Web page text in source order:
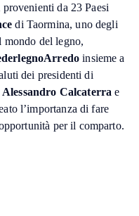
provenienti da 23 Paesi
di Taormina, uno degli
mondo del legno,
insieme a
dei presidenti di
Alessandro Calcaterra e
l’importanza di fare
per il comparto.